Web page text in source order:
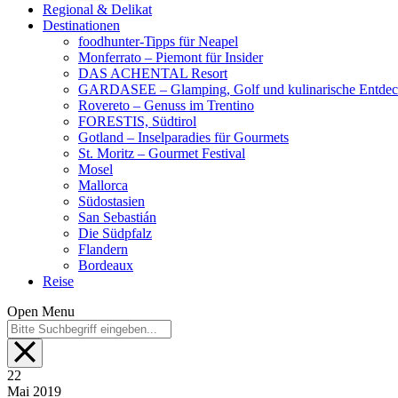
Regional & Delikat
Destinationen
foodhunter-Tipps für Neapel
Monferrato – Piemont für Insider
DAS ACHENTAL Resort
GARDASEE – Glamping, Golf und kulinarische
Rovereto – Genuss im Trentino
FORESTIS, Südtirol
Gotland – Inselparadies für Gourmets
St. Moritz – Gourmet Festival
Mosel
Mallorca
Südostasien
San Sebastián
Die Südpfalz
Flandern
Bordeaux
Reise
Open Menu
22
Mai 2019